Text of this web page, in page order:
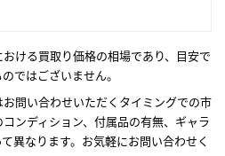
ける買取り価格の相場であり、目安で
ではございません。
問い合わせいただくタイミングでの市
ンディション、付属品の有無、ギャラ
異なります。お気軽にお問い合わせく